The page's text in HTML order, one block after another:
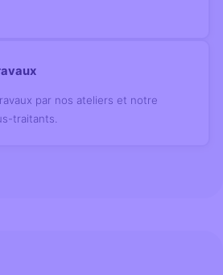
par nos ateliers et notre
traitants.